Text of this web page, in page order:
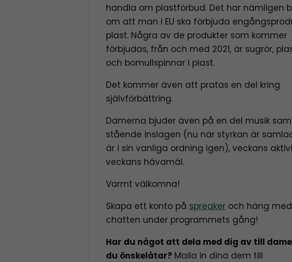
handla om plastförbud. Det har nämligen
om att man i EU ska förbjuda
plast. Några av de produkter som kommer
förbjudas, från och med 2021, är sugrör,
och bomullspinnar i plast.
Det kommer även att pratas en del kring
självförbättring.
Damerna bjuder även på en del musik
stående inslagen (nu när styrkan är
är i sin vanliga ordning igen), veckans
veckans hávamál.
Varmt välkomna!
Skapa ett konto på spreaker och häng
chatten under programmets gång!
Har du något att dela med dig av till
du önskelåtar? Maila in dina dem till